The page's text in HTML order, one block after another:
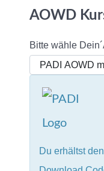
AOWD
Bitte wähle
Du erhältst